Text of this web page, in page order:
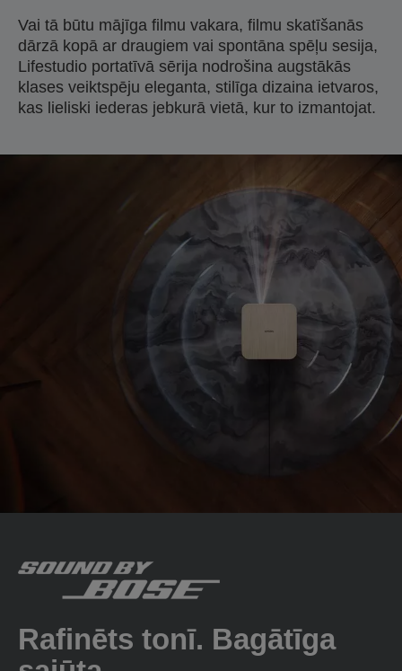
Vai tā būtu mājīga filmu vakara, filmu skatīšanās
dārzā kopā ar draugiem vai spontāna spēļu sesija,
Lifestudio portatīvā sērija nodrošina augstākās
klases veiktspēju eleganta, stilīga dizaina ietvaros,
kas lieliski iederas jebkurā vietā, kur to izmantojat.
Rafinēts tonī. Bagātīga